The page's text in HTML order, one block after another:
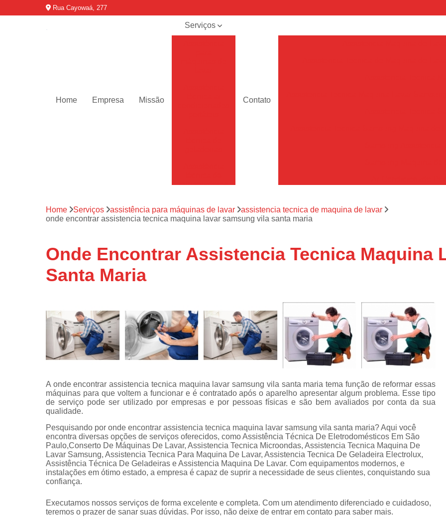
Rua Cayowaá, 277
Home Empresa Missão
Serviços
refrigeradores
técnica de
secadoras
fogão
máquinas de
lavar
Consertos de
adega
expositoras
Instalação de
Instalação de
máquinas de
lavar roupa
Instalações de
lava e seca
Manutenções
Contato
Assistencia Tecnica
Assistencia Tecnica Ar
Assistencia Tecnica
Assistencia Tecnica de
Assistencia Tecnica
Assistencia Tecnica para Ar Condicionado
Assistencia Tecnica de Geladeira Electrolux
Assistencia Tecnica Geladeira
Assistencia Tecnica Resfriar Geladeira
Electrolux Geladeira Assistencia
Assistencia Tecnica de Refrigerador Electrolux
Assistencia Tecnica Refrigerador
Assistencia Tecnica
Refrigerador Assistencia Tecnica
Assistencia Tecnica Lavadora Secadora
Home Serviços assistência para máquinas de lavar
assistencia tecnica de maquina de lavar
onde encontrar assistencia tecnica maquina lavar samsung vila santa maria
Onde Encontrar Assistencia Tecnica Maquina
Santa Maria
A onde encontrar assistencia tecnica maquina lavar samsung vila santa maria tema função de reformar essas
máquinas para que voltem a funcionar e é contratado após o aparelho apresentar algum problema. Esse tipo
de serviço pode ser utilizado por empresas e por pessoas físicas e são bem avaliados por conta da sua
qualidade.
Pesquisando por onde encontrar assistencia tecnica maquina lavar samsung vila santa maria? Aqui você
encontra diversas opções de serviços oferecidos, como Assistência Técnica De Eletrodomésticos Em São
Paulo,Conserto De Máquinas De Lavar, Assistencia Tecnica Microondas, Assistencia Tecnica Maquina De
Lavar Samsung, Assistencia Tecnica Para Maquina De Lavar, Assistencia Tecnica De Geladeira Electrolux,
Assistência Técnica De Geladeiras e Assistencia Maquina De Lavar. Com equipamentos modernos, e
instalações em ótimo estado, a empresa é capaz de suprir a necessidade de seus clientes, conquistando sua
confiança.
Executamos nossos serviços de forma excelente e completa. Com um atendimento diferenciado e cuidadoso,
teremos o prazer de sanar suas dúvidas. Por isso, não deixe de entrar em contato para saber mais.